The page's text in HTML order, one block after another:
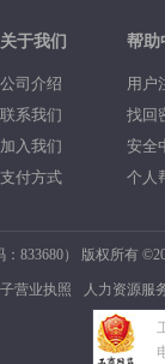
关于我们
公司介绍
联系我们
加入我们
支付方式
帮助
用户
找回
安全
个人
833680） 版权所有
营业执照 人力资源服